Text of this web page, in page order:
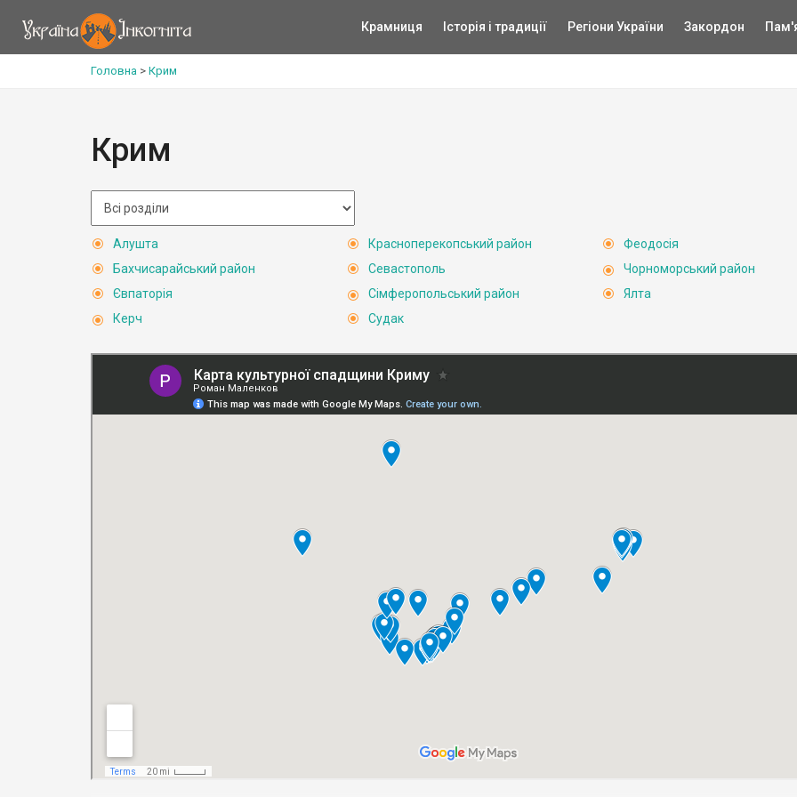
Крамниця Історія і традиції Регіони України Закордон
Головна > Крим
Крим
Алушта
Бахчисарайський район
Євпаторія
Керч
Красноперекопський район
Севастополь
Сімферопольський район
Судак
Феодосія
Чорноморський район
Ялта